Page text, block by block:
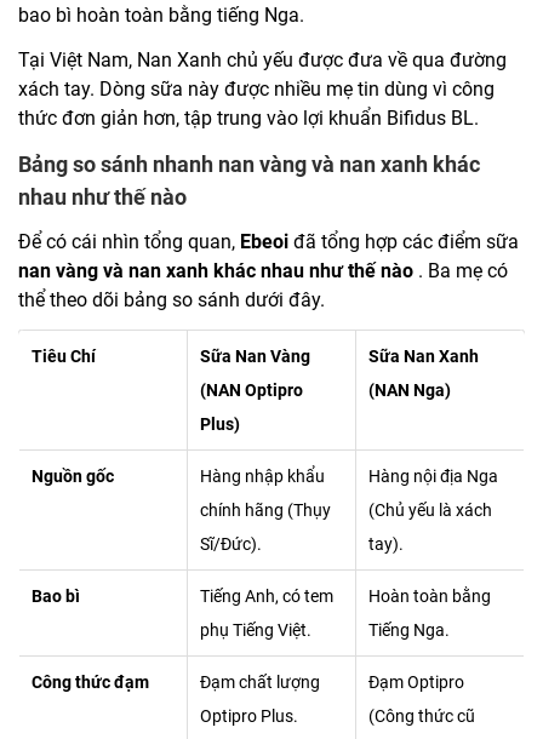
bao bì hoàn toàn bằng tiếng Nga.
Tại Việt Nam, Nan Xanh chủ yếu được đưa về qua đường
xách tay. Dòng sữa này được nhiều mẹ tin dùng vì công
thức đơn giản hơn, tập trung vào lợi khuẩn Bifidus BL.
Bảng so sánh nhanh nan vàng và nan xanh khác
nhau như thế nào
Để có cái nhìn tổng quan, Ebeoi đã tổng hợp các điểm sữa
nan vàng và nan xanh khác nhau như thế nào . Ba mẹ có
thể theo dõi bảng so sánh dưới đây.
Tiêu Chí
Sữa Nan Vàng
(NAN Optipro
Plus)
Sữa Nan Xanh
(NAN Nga)
Nguồn gốc
Hàng nhập khẩu
chính hãng (Thụy
Sĩ/Đức).
Hàng nội địa Nga
(Chủ yếu là xách
tay).
Bao bì
Tiếng Anh, có tem
phụ Tiếng Việt.
Hoàn toàn bằng
Tiếng Nga.
Công thức đạm
Đạm chất lượng
Optipro Plus.
Đạm Optipro
(Công thức cũ